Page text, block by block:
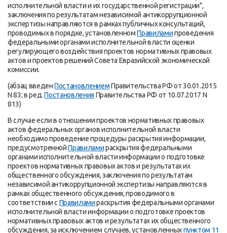
исполнительной власти и их государственной регистрации",
заключения по результатам независимой антикоррупционной
экспертизы направляются в рамках публичных консультаций,
проводимых в порядке, установленномПравиламипроведения
федеральными органами исполнительной власти оценки
регулирующего воздействия проектов нормативных правовых
актов и проектов решений Совета Евразийской экономической
комиссии.
(абзац введенПостановлениемПравительства РФ от 30.01.2015
N 83; в ред.Постановления Правительства РФ от 10.07.2017 N
813)
В случае если в отношении проектов нормативных правовых
актов федеральных органов исполнительной власти
необходимо проведение процедуры раскрытия информации,
предусмотреннойПравиламираскрытия федеральными
органами исполнительной власти информации о подготовке
проектов нормативных правовых актов и результатах их
общественного обсуждения, заключения по результатам
независимой антикоррупционной экспертизы направляются в
рамках общественного обсуждения, проводимого в
соответствии сПравиламираскрытия федеральными органами
исполнительной власти информации о подготовке проектов
нормативных правовых актов и результатах их общественного
обсуждения, за исключением случаев, установленныхпунктом 11